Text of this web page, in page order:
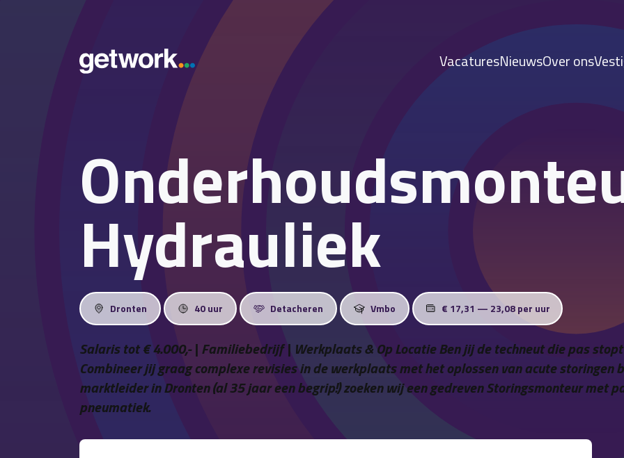
VacaturesNieuwsOver ons
Hydrauliek
Dronten 40 uur Detacheren Vmbo € 17,31 — 23,08 per uur
Salaris tot € 4.000,- | Familiebedrijf | Werkplaats & Op Locatie Ben jij de techneut die pas
Combineer jij graag complexe revisies in de werkplaats met het oplossen van acute storingen
marktleider in Dronten (al 35 jaar een begrip!) zoeken wij een gedreven Storingsmonteur met
pneumatiek.